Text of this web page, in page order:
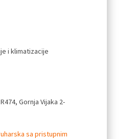
i klimatizacije
Gornja Vijaka 2-
sa pristupnim